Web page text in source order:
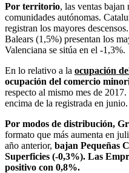
Por territorio, las ventas
comunidades autónomas.
registran los mayores
Balears (1,5%) presentan los
Valenciana se sitúa en el -1,3%.
En lo relativo a la ocupación
ocupación del comercio
respecto al mismo mes de
encima de la registrada en junio.
Por modos de distribución,
formato que más aumenta en
año anterior, bajan Pequeñas
Superficies (-0,3%). Las
positivo con 0,8%.